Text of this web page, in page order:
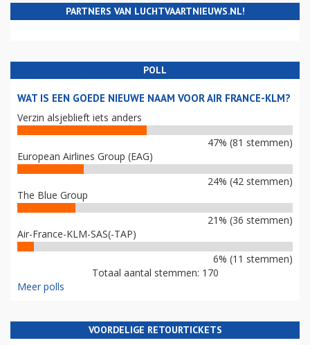
PARTNERS VAN LUCHTVAARTNIEUWS.NL!
POLL
WAT IS EEN GOEDE NIEUWE NAAM VOOR AIR FRANCE-KLM?
Verzin alsjeblieft iets anders
47% (81 stemmen)
European Airlines Group (EAG)
24% (42 stemmen)
The Blue Group
21% (36 stemmen)
Air-France-KLM-SAS(-TAP)
6% (11 stemmen)
Totaal aantal stemmen: 170
Meer polls
VOORDELIGE RETOURTICKETS